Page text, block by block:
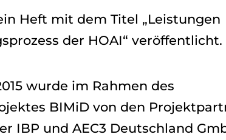
Heft mit dem Titel „Leistungen
der HOAI“ veröffentlicht.
wurde im Rahmen des
BIMiD von den
IBP und AEC3 Deutschland